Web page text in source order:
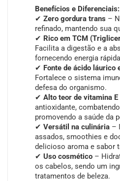
Benefícios e Diferenciais:
✔ Zero gordura trans –
refinado, mantendo sua
✔ Rico em TCM
Facilita a digestão e a
fornecendo energia
✔ Fonte de ácido láurico
Fortalece o sistema
defesa do organismo.
✔ Alto teor de vitamina E
antioxidante,
promovendo a saúde da
✔ Versátil na culinária –
assados, smoothies e
delicioso aroma e sabor
✔ Uso cosmético –
os cabelos, sendo um
tratamentos de beleza.